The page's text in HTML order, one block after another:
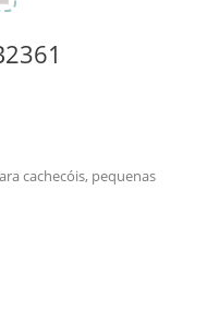
cachecóis, pequenas